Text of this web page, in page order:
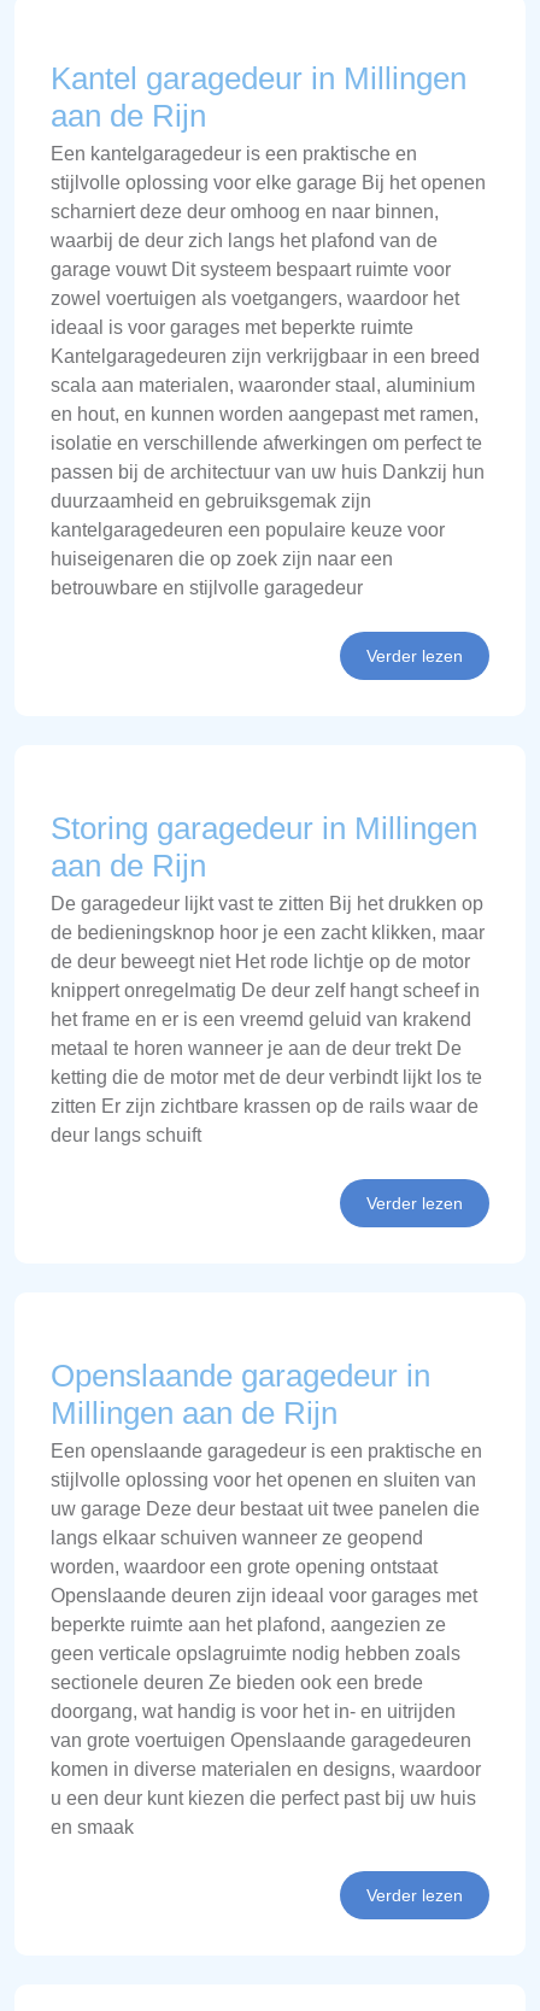
Kantel garagedeur in Millingen
aan de Rijn
Een kantelgaragedeur is een praktische en
stijlvolle oplossing voor elke garage Bij het openen
scharniert deze deur omhoog en naar binnen,
waarbij de deur zich langs het plafond van de
garage vouwt Dit systeem bespaart ruimte voor
zowel voertuigen als voetgangers, waardoor het
ideaal is voor garages met beperkte ruimte
Kantelgaragedeuren zijn verkrijgbaar in een breed
scala aan materialen, waaronder staal, aluminium
en hout, en kunnen worden aangepast met ramen,
isolatie en verschillende afwerkingen om perfect te
passen bij de architectuur van uw huis Dankzij hun
duurzaamheid en gebruiksgemak zijn
kantelgaragedeuren een populaire keuze voor
huiseigenaren die op zoek zijn naar een
betrouwbare en stijlvolle garagedeur
Verder lezen
Storing garagedeur in Millingen
aan de Rijn
De garagedeur lijkt vast te zitten Bij het drukken op
de bedieningsknop hoor je een zacht klikken, maar
de deur beweegt niet Het rode lichtje op de motor
knippert onregelmatig De deur zelf hangt scheef in
het frame en er is een vreemd geluid van krakend
metaal te horen wanneer je aan de deur trekt De
ketting die de motor met de deur verbindt lijkt los te
zitten Er zijn zichtbare krassen op de rails waar de
deur langs schuift
Verder lezen
Openslaande garagedeur in
Millingen aan de Rijn
Een openslaande garagedeur is een praktische en
stijlvolle oplossing voor het openen en sluiten van
uw garage Deze deur bestaat uit twee panelen die
langs elkaar schuiven wanneer ze geopend
worden, waardoor een grote opening ontstaat
Openslaande deuren zijn ideaal voor garages met
beperkte ruimte aan het plafond, aangezien ze
geen verticale opslagruimte nodig hebben zoals
sectionele deuren Ze bieden ook een brede
doorgang, wat handig is voor het in- en uitrijden
van grote voertuigen Openslaande garagedeuren
komen in diverse materialen en designs, waardoor
u een deur kunt kiezen die perfect past bij uw huis
en smaak
Verder lezen